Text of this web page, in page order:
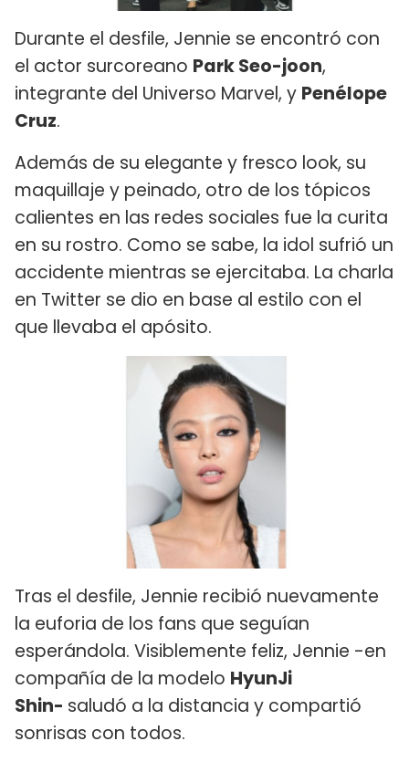
Durante el desfile, Jennie se encontró con
el actor surcoreano Park Seo-joon,
integrante del Universo Marvel, y Penélope
Cruz.
Además de su elegante y fresco look, su
maquillaje y peinado, otro de los tópicos
calientes en las redes sociales fue la curita
en su rostro. Como se sabe, la idol sufrió un
accidente mientras se ejercitaba. La charla
en Twitter se dio en base al estilo con el
que llevaba el apósito.
Tras el desfile, Jennie recibió nuevamente
la euforia de los fans que seguían
esperándola. Visiblemente feliz, Jennie -en
compañía de la modelo HyunJi
Shin- saludó a la distancia y compartió
sonrisas con todos.